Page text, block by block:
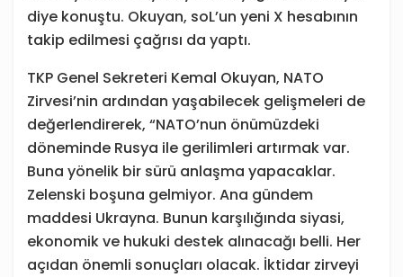
diye konuştu. Okuyan, soL’un yeni X hesabının
takip edilmesi çağrısı da yaptı.
TKP Genel Sekreteri Kemal Okuyan, NATO
Zirvesi’nin ardından yaşabilecek gelişmeleri de
değerlendirerek, “NATO’nun önümüzdeki
döneminde Rusya ile gerilimleri artırmak var.
Buna yönelik bir sürü anlaşma yapacaklar.
Zelenski boşuna gelmiyor. Ana gündem
maddesi Ukrayna. Bunun karşılığında siyasi,
ekonomik ve hukuki destek alınacağı belli. Her
açıdan önemli sonuçları olacak. İktidar zirveyi